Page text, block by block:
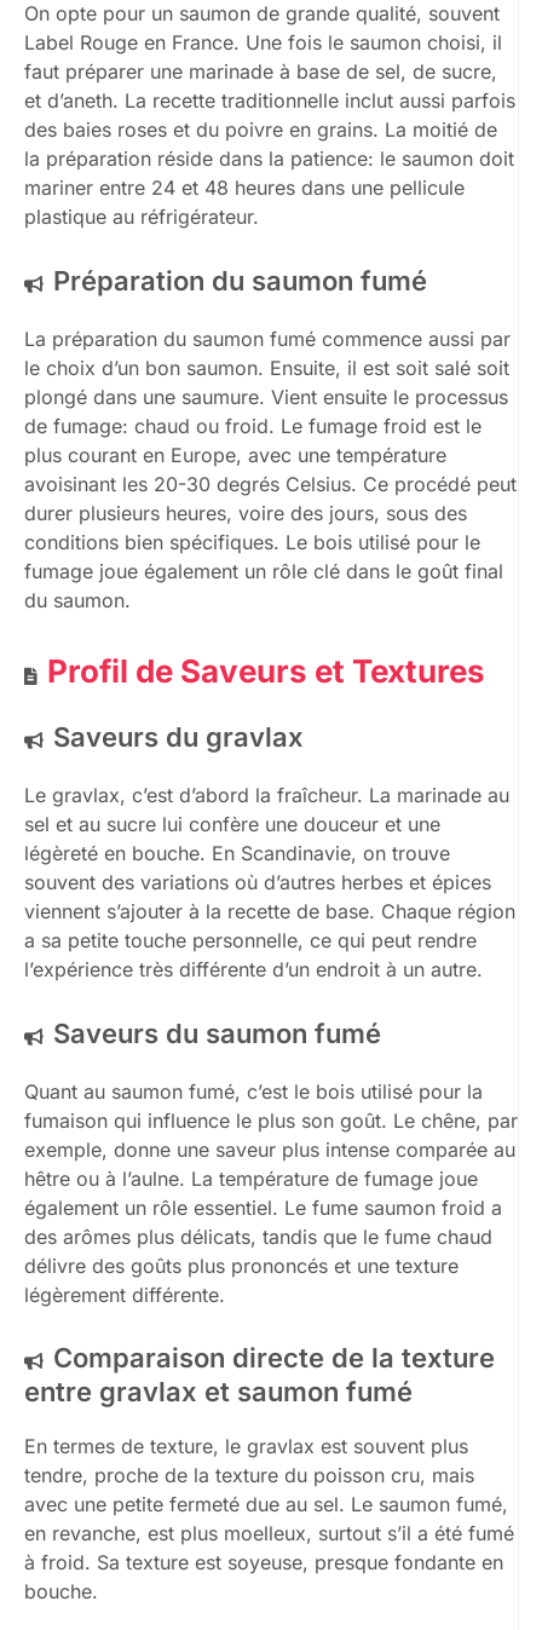
On opte pour un saumon de grande qualité, souvent
Label Rouge en France. Une fois le saumon choisi, il
faut préparer une marinade à base de sel, de sucre,
et d’aneth. La recette traditionnelle inclut aussi parfois
des baies roses et du poivre en grains. La moitié de
la préparation réside dans la patience: le saumon doit
mariner entre 24 et 48 heures dans une pellicule
plastique au réfrigérateur.
Préparation du saumon fumé
La préparation du saumon fumé commence aussi par
le choix d’un bon saumon. Ensuite, il est soit salé soit
plongé dans une saumure. Vient ensuite le processus
de fumage: chaud ou froid. Le fumage froid est le
plus courant en Europe, avec une température
avoisinant les 20-30 degrés Celsius. Ce procédé peut
durer plusieurs heures, voire des jours, sous des
conditions bien spécifiques. Le bois utilisé pour le
fumage joue également un rôle clé dans le goût final
du saumon.
Profil de Saveurs et Textures
Saveurs du gravlax
Le gravlax, c’est d’abord la fraîcheur. La marinade au
sel et au sucre lui confère une douceur et une
légèreté en bouche. En Scandinavie, on trouve
souvent des variations où d’autres herbes et épices
viennent s’ajouter à la recette de base. Chaque région
a sa petite touche personnelle, ce qui peut rendre
l’expérience très différente d’un endroit à un autre.
Saveurs du saumon fumé
Quant au saumon fumé, c’est le bois utilisé pour la
fumaison qui influence le plus son goût. Le chêne, par
exemple, donne une saveur plus intense comparée au
hêtre ou à l’aulne. La température de fumage joue
également un rôle essentiel. Le fume saumon froid a
des arômes plus délicats, tandis que le fume chaud
délivre des goûts plus prononcés et une texture
légèrement différente.
Comparaison directe de la texture
entre gravlax et saumon fumé
En termes de texture, le gravlax est souvent plus
tendre, proche de la texture du poisson cru, mais
avec une petite fermeté due au sel. Le saumon fumé,
en revanche, est plus moelleux, surtout s’il a été fumé
à froid. Sa texture est soyeuse, presque fondante en
bouche.